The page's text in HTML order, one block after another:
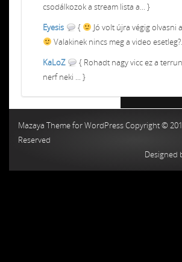
csodálkozok a stream lista a... }
Eyesis
{
Jó volt újra végig olvasni
Valakinek nincs meg a video
KaLoZ
{ Rohadt nagy vicc ez a
nerf neki ... }
Mazaya Theme for WordPress Copyright ©
Reserved
Designed